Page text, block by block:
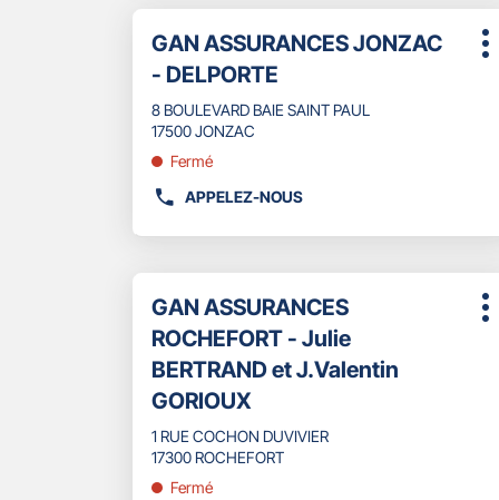
ET
J.VALENTIN
GORIOUX
POINT
DE
VENTE
GAN
ASSURANCES
SAUJON
sur
touche
ENTRÉE
pour
plus
amples
informations
Point
de
vente
:
GAN ASSURANCES JONZAC
- DELPORTE
8 BOULEVARD BAIE SAINT PAUL
17500 JONZAC
Fermé
APPELEZ-NOUS
AFFICHER
DE
TÉLÉPHONE
DU
POINT
DE
VENTE
GAN
ASSURANCES
JONZAC
sur
touche
ENTRÉE
pour
obtenir
plus
Point
de
vente
:
GAN ASSURANCES
ROCHEFORT - Julie
BERTRAND et J.Valentin
GORIOUX
1 RUE COCHON DUVIVIER
17300 ROCHEFORT
Fermé